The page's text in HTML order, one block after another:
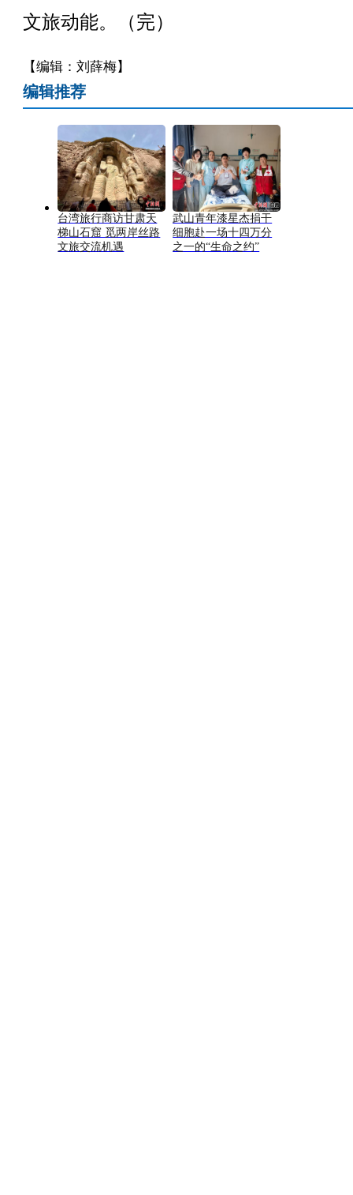
文旅动能。（完）
【编辑：刘薛梅】
编辑推荐
台湾旅行商访甘肃天
梯山石窟 觅两岸丝路
文旅交流机遇
武山青年漆星杰捐干
细胞赴一场十四万分
之一的“生命之约”